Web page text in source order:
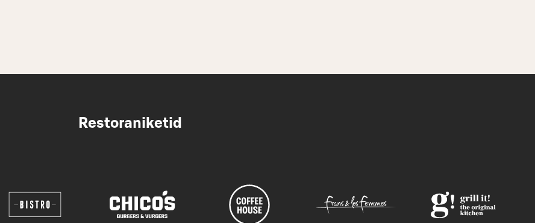
Restoraniketid